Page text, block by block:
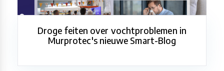
Droge feiten over vochtproblemen in
Murprotec's nieuwe Smart-Blog